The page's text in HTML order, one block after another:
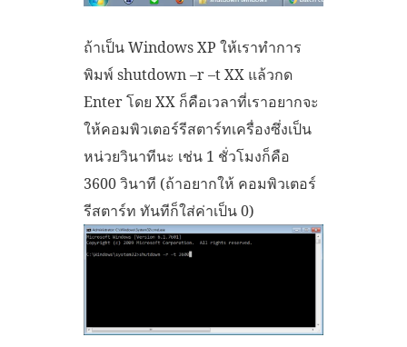
ถ้าเป็น Windows XP ให้เราทำการ
พิมพ์ shutdown –r –t XX แล้วกด
Enter โดย XX ก็คือเวลาที่เราอยากจะ
ให้คอมพิวเตอร์รีสตาร์ทเครื่องซึ่งเป็น
หน่วยวินาทีนะ เช่น 1 ชั่วโมงก็คือ
3600 วินาที (ถ้าอยากให้ คอมพิวเตอร์
รีสตาร์ท ทันทีก็ใส่ค่าเป็น 0)